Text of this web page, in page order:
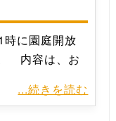
に園庭開放
内容は、お
...続きを読む